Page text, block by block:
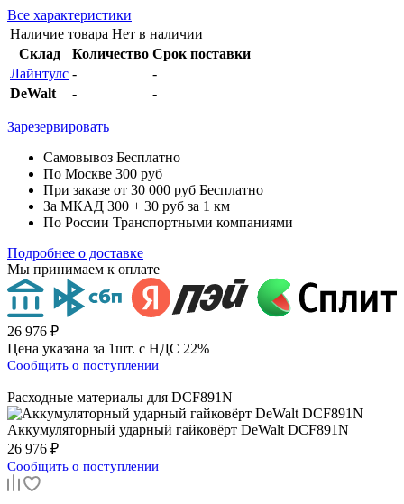
Все характеристики
Наличие товара Нет в наличии
Склад
Количество Срок поставки
Лайнтулс -
-
DeWalt
- -
Зарезервировать
Самовывоз Бесплатно
По Москве 300 руб
При заказе от 30 000 руб Бесплатно
За МКАД 300 + 30 руб за 1 км
По России Транспортными компаниями
Подробнее о доставке
Мы принимаем к оплате
26 976 ₽
Цена указана за 1шт. с НДС 22%
Сообщить о поступлении
Расходные материалы для DCF891N
Аккумуляторный ударный гайковёрт DeWalt DCF891N
26 976 ₽
Сообщить о поступлении